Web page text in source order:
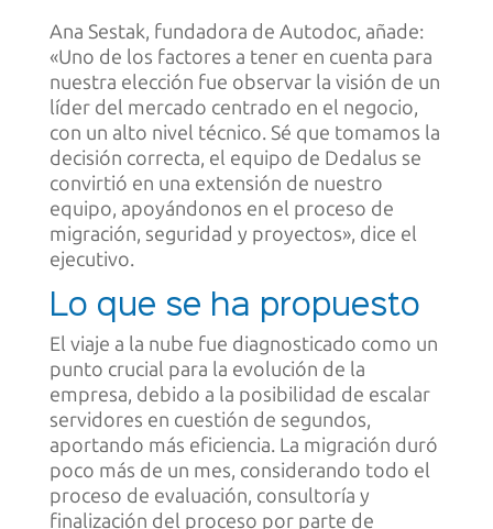
Ana Sestak, fundadora de Autodoc, añade:
«Uno de los factores a tener en cuenta para
nuestra elección fue observar la visión de un
líder del mercado centrado en el negocio,
con un alto nivel técnico. Sé que tomamos la
decisión correcta, el equipo de Dedalus se
convirtió en una extensión de nuestro
equipo, apoyándonos en el proceso de
migración, seguridad y proyectos», dice el
ejecutivo.
Lo que se ha propuesto
El viaje a la nube fue diagnosticado como un
punto crucial para la evolución de la
empresa, debido a la posibilidad de escalar
servidores en cuestión de segundos,
aportando más eficiencia. La migración duró
poco más de un mes, considerando todo el
proceso de evaluación, consultoría y
finalización del proceso por parte de